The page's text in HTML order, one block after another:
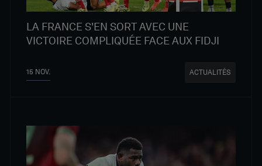
LA FRANCE S'EN SORT AVEC UNE
VICTOIRE COMPLIQUÉE FACE AUX FIDJI
15 NOV. ACTUALITÉS